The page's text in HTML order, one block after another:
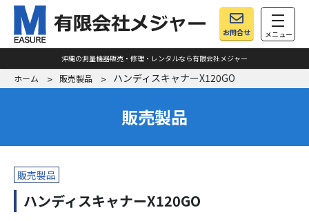
お問合せ メニュー
沖縄の測量機器販売・修理・レンタルなら有限会社メジャー
ホーム 販売製品 ハンディスキャナーX120GO
販売製品
販売製品
ハンディスキャナーX120GO